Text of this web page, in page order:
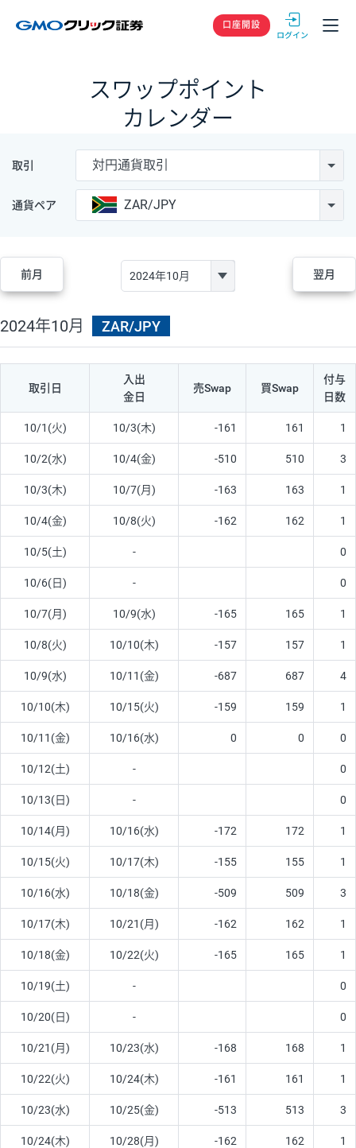
GMOクリック
口座開設
スワップポイント
カレンダー
取引 対円通貨取引
通貨ペア ZAR/JPY
前月 翌月
2024年10月 ZAR/JPY
取引日
入出
金日
売Swap 買Swap
付与
日数
10/1(火) 10/3(木) -161 161 1
10/2(水) 10/4(金) -510 510 3
10/3(木) 10/7(月) -163 163 1
10/4(金) 10/8(火) -162 162 1
10/5(土) - 0
10/6(日) - 0
10/7(月) 10/9(水) -165 165 1
10/8(火) 10/10(木) -157 157 1
10/9(水) 10/11(金) -687 687 4
10/10(木) 10/15(火) -159 159 1
10/11(金) 10/16(水) 0 0 0
10/12(土) - 0
10/13(日) - 0
10/14(月) 10/16(水) -172 172 1
10/15(火) 10/17(木) -155 155 1
10/16(水) 10/18(金) -509 509 3
10/17(木) 10/21(月) -162 162 1
10/18(金) 10/22(火) -165 165 1
10/19(土) - 0
10/20(日) - 0
10/21(月) 10/23(水) -168 168 1
10/22(火) 10/24(木) -161 161 1
10/23(水) 10/25(金) -513 513 3
10/24(木) 10/28(月) -162 162 1